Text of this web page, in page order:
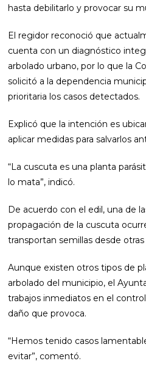
hasta debilitarlo y provocar su
El regidor reconoció que
cuenta con un diagnóstico
arbolado urbano, por lo que la
solicitó a la dependencia
prioritaria los casos detectados.
Explicó que la intención es
aplicar medidas para salvarlos
“La cuscuta es una planta
lo mata”, indicó.
De acuerdo con el edil, una de
propagación de la cuscuta
transportan semillas desde otras
Aunque existen otros tipos de
arbolado del municipio, el
trabajos inmediatos en el
daño que provoca.
“Hemos tenido casos
evitar”, comentó.